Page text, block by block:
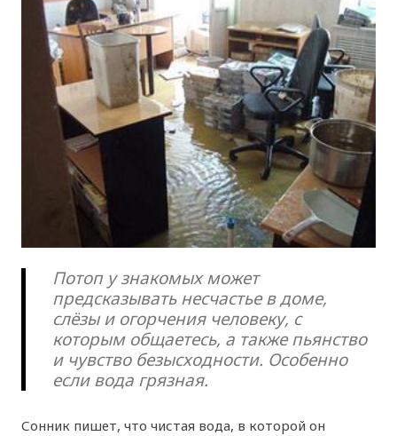
Потоп у знакомых может
предсказывать несчастье в доме,
слёзы и огорчения человеку, с
которым общаетесь, а также пьянство
и чувство безысходности. Особенно
если вода грязная.
Сонник пишет, что чистая вода, в которой он